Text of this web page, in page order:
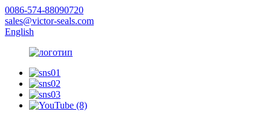
0086-574-88090720
sales@victor-seals.com
English